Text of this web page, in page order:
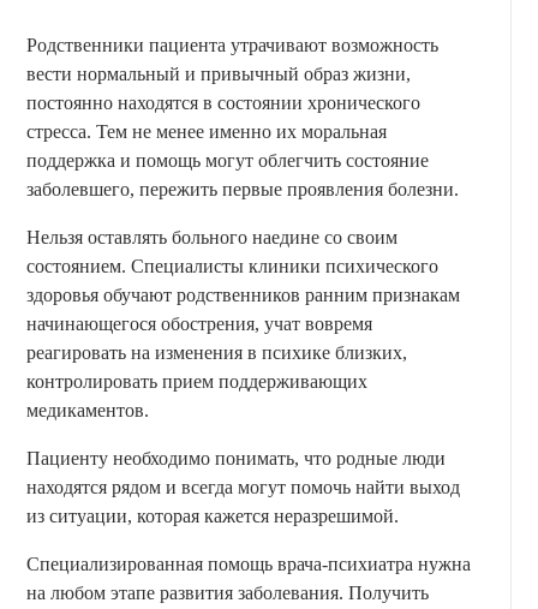
Родственники пациента утрачивают возможность
вести нормальный и привычный образ жизни,
постоянно находятся в состоянии хронического
стресса. Тем не менее именно их моральная
поддержка и помощь могут облегчить состояние
заболевшего, пережить первые проявления болезни.
Нельзя оставлять больного наедине со своим
состоянием. Специалисты клиники психического
здоровья обучают родственников ранним признакам
начинающегося обострения, учат вовремя
реагировать на изменения в психике близких,
контролировать прием поддерживающих
медикаментов.
Пациенту необходимо понимать, что родные люди
находятся рядом и всегда могут помочь найти выход
из ситуации, которая кажется неразрешимой.
Специализированная помощь врача-психиатра нужна
на любом этапе развития заболевания. Получить